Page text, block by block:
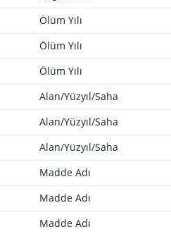
Ölüm Yılı
Ölüm Yılı
Ölüm Yılı
Alan/Yüzyıl/Saha
Alan/Yüzyıl/Saha
Alan/Yüzyıl/Saha
Madde Adı
Madde Adı
Madde Adı